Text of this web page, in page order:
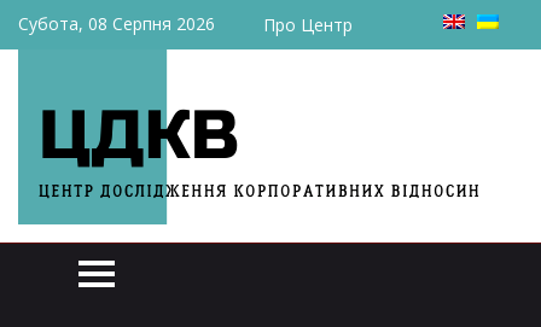
Субота, 08 Серпня 2026 Про Центр